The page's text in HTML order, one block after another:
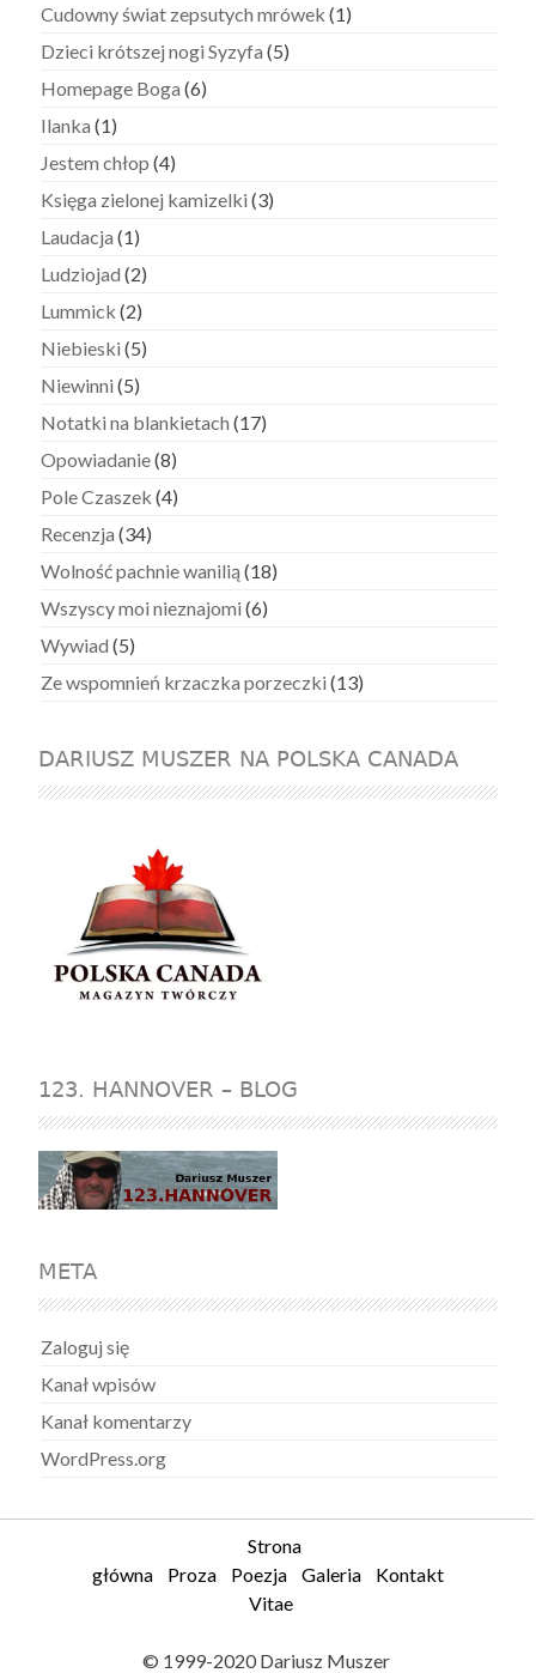
Cudowny świat zepsutych mrówek (1)
Dzieci krótszej nogi Syzyfa (5)
Homepage Boga (6)
Ilanka (1)
Jestem chłop (4)
Księga zielonej kamizelki (3)
Laudacja (1)
Ludziojad (2)
Lummick (2)
Niebieski (5)
Niewinni (5)
Notatki na blankietach (17)
Opowiadanie(8)
Pole Czaszek (4)
Recenzja (34)
Wolność pachnie wanilią (18)
Wszyscy moi nieznajomi (6)
Wywiad (5)
Ze wspomnień krzaczka porzeczki (13)
DARIUSZ MUSZER NA POLSKA CANADA
123. HANNOVER – BLOG
META
Zaloguj się
Kanał wpisów
Kanał komentarzy
WordPress.org
Strona
główna
Proza Poezja Galeria
Kontakt
Vitae
© 1999-2020 Dariusz Muszer